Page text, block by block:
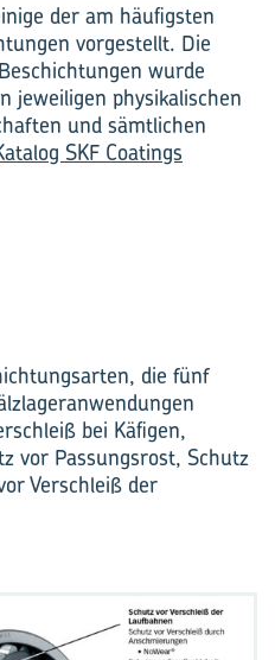
der am häufigsten
vorgestellt. Die
wurde
jeweiligen physikalischen
und sämtlichen
SKF Coatings
die fünf
bei Käfigen,
vor Passungsrost, Schutz
Verschleiß der